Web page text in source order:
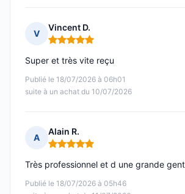
V
Vincent D.
Note : 5 sur 5
Publié le 18/07/2026 à 06h01
suite à un achat du 10/07/2026
Super et très vite reçu
A
Alain R.
Note : 5 sur 5
Publié le 18/07/2026 à 05h46
Très professionnel et d une grande